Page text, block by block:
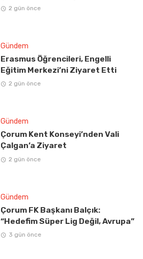
2 gün önce
Gündem
Erasmus Öğrencileri, Engelli
Eğitim Merkezi’ni Ziyaret Etti
2 gün önce
Gündem
Çorum Kent Konseyi’nden Vali
Çalgan’a Ziyaret
2 gün önce
Gündem
Çorum FK Başkanı Balçık:
“Hedefim Süper Lig Değil, Avrupa”
3 gün önce